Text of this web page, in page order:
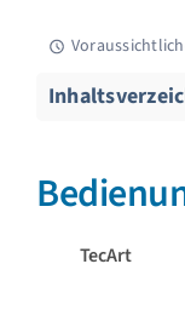
TecArt